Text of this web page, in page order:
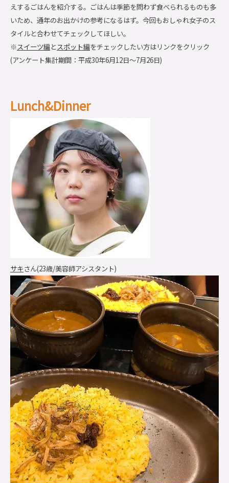
えするごはんを紹介する。ごはんは季節を問わず食べられるものも多
いため、通年のお出かけの参考になるはず。今回もおしゃれ女子のス
タイルと合わせてチェックしてほしい。
※スイーツ編とスポット編をチェックしたい方はリンクをクリック
(アンケート集計期間：平成30年6月12日～7月26日)
Lunch&Dinner
サキさん(23歳/美容師アシスタント)